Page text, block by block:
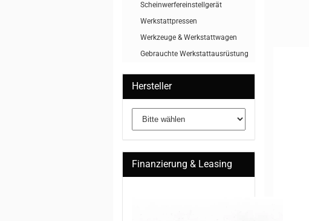
Scheinwerfereinstellgerät
Werkstattpressen
Werkzeuge & Werkstattwagen
Gebrauchte Werkstattausrüstung
Hersteller
Finanzierung & Leasing